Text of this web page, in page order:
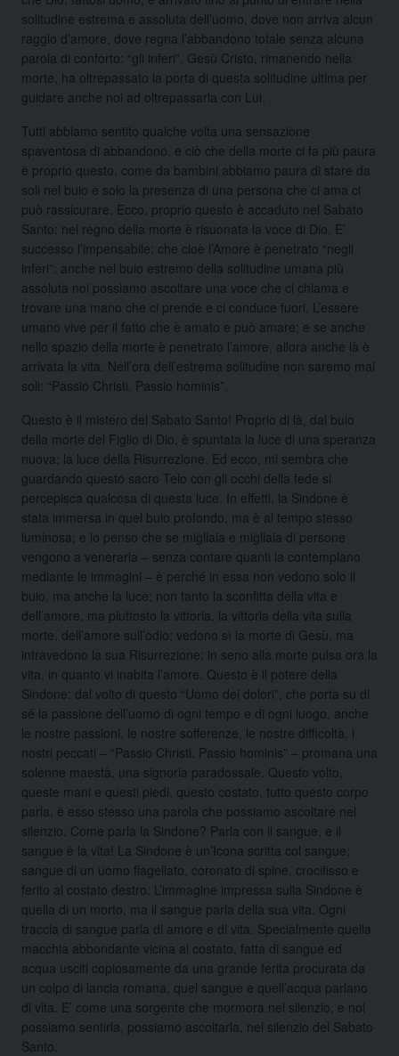
solitudine estrema e assoluta dell’uomo, dove non arriva alcun
raggio d’amore, dove regna l’abbandono totale senza alcuna
parola di conforto: “gli inferi”. Gesù Cristo, rimanendo nella
morte, ha oltrepassato la porta di questa solitudine ultima per
guidare anche noi ad oltrepassarla con Lui.
Tutti abbiamo sentito qualche volta una sensazione
spaventosa di abbandono, e ciò che della morte ci fa più paura
è proprio questo, come da bambini abbiamo paura di stare da
soli nel buio e solo la presenza di una persona che ci ama ci
può rassicurare. Ecco, proprio questo è accaduto nel Sabato
Santo: nel regno della morte è risuonata la voce di Dio. E’
successo l’impensabile: che cioè l’Amore è penetrato “negli
inferi”: anche nel buio estremo della solitudine umana più
assoluta noi possiamo ascoltare una voce che ci chiama e
trovare una mano che ci prende e ci conduce fuori. L’essere
umano vive per il fatto che è amato e può amare; e se anche
nello spazio della morte è penetrato l’amore, allora anche là è
arrivata la vita. Nell’ora dell’estrema solitudine non saremo mai
soli: “Passio Christi. Passio hominis”.
Questo è il mistero del Sabato Santo! Proprio di là, dal buio
della morte del Figlio di Dio, è spuntata la luce di una speranza
nuova: la luce della Risurrezione. Ed ecco, mi sembra che
guardando questo sacro Telo con gli occhi della fede si
percepisca qualcosa di questa luce. In effetti, la Sindone è
stata immersa in quel buio profondo, ma è al tempo stesso
luminosa; e io penso che se migliaia e migliaia di persone
vengono a venerarla – senza contare quanti la contemplano
mediante le immagini – è perché in essa non vedono solo il
buio, ma anche la luce; non tanto la sconfitta della vita e
dell’amore, ma piuttosto la vittoria, la vittoria della vita sulla
morte, dell’amore sull’odio; vedono sì la morte di Gesù, ma
intravedono la sua Risurrezione; in seno alla morte pulsa ora la
vita, in quanto vi inabita l’amore. Questo è il potere della
Sindone: dal volto di questo “Uomo dei dolori”, che porta su di
sé la passione dell’uomo di ogni tempo e di ogni luogo, anche
le nostre passioni, le nostre sofferenze, le nostre difficoltà, i
nostri peccati – “Passio Christi. Passio hominis” – promana una
solenne maestà, una signoria paradossale. Questo volto,
queste mani e questi piedi, questo costato, tutto questo corpo
parla, è esso stesso una parola che possiamo ascoltare nel
silenzio. Come parla la Sindone? Parla con il sangue, e il
sangue è la vita! La Sindone è un’Icona scritta col sangue;
sangue di un uomo flagellato, coronato di spine, crocifisso e
ferito al costato destro. L’immagine impressa sulla Sindone è
quella di un morto, ma il sangue parla della sua vita. Ogni
traccia di sangue parla di amore e di vita. Specialmente quella
macchia abbondante vicina al costato, fatta di sangue ed
acqua usciti copiosamente da una grande ferita procurata da
un colpo di lancia romana, quel sangue e quell’acqua parlano
di vita. E’ come una sorgente che mormora nel silenzio, e noi
possiamo sentirla, possiamo ascoltarla, nel silenzio del Sabato
Santo.